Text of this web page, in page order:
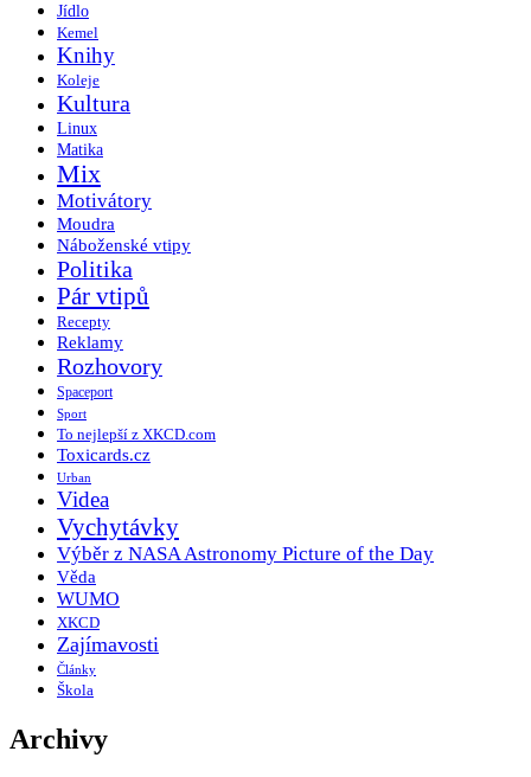
Jídlo
Kemel
Knihy
Koleje
Kultura
Linux
Matika
Mix
Motivátory
Moudra
Náboženské vtipy
Politika
Pár vtipů
Recepty
Reklamy
Rozhovory
Spaceport
Sport
To nejlepší z XKCD.com
Toxicards.cz
Urban
Videa
Vychytávky
Výběr z NASA Astronomy Picture of the Day
Věda
WUMO
XKCD
Zajímavosti
Články
Škola
Archivy